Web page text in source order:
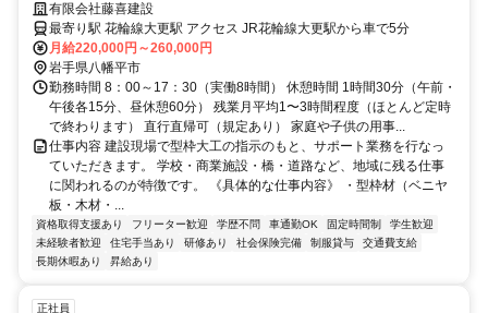
きます！週休2日で土日休み！ほとんど定時退社！直行直帰可！
有限会社藤喜建設
最寄り駅 花輪線大更駅 アクセス JR花輪線大更駅から車で5分
月給220,000円～260,000円
岩手県八幡平市
勤務時間 8：00～17：30（実働8時間） 休憩時間 1時間30分（午前・
午後各15分、昼休憩60分） 残業月平均1〜3時間程度（ほとんど定時
で終わります） 直行直帰可（規定あり） 家庭や子供の用事...
仕事内容 建設現場で型枠大工の指示のもと、サポート業務を行なっ
ていただきます。 学校・商業施設・橋・道路など、地域に残る仕事
に関われるのが特徴です。 《具体的な仕事内容》 ・型枠材（ベニヤ
板・木材・...
資格取得支援あり フリーター歓迎 学歴不問 車通勤OK 固定時間制
学生歓迎
未経験者歓迎
住宅手当あり 研修あり 社会保険完備 制服貸与
交通費支給
長期休暇あり
昇給あり
正社員